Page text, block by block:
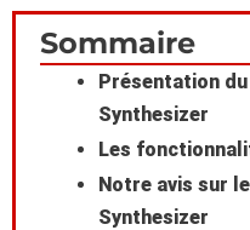
Sommaire
Présentation
Synthesizer
Les
Notre avis sur
Synthesizer
Scroll